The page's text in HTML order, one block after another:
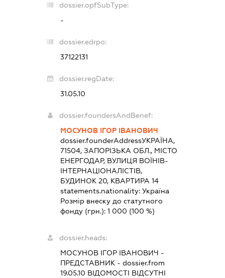
dossier.opfSubType:
-
dossier.edrpo:
37122131
dossier.regDate:
31.05.10
dossier.foundersAndBenef:
МОСУНОВ ІГОР ІВАНОВИЧ
dossier.founderAddressУКРАЇНА,
71504, ЗАПОРІЗЬКА ОБЛ., МІСТО
ЕНЕРГОДАР, ВУЛИЦЯ ВОЇНІВ-
ІНТЕРНАЦІОНАЛІСТІВ,
БУДИНОК 20, КВАРТИРА 14
statements.nationality:Україна
Розмір внеску до статутного
фонду (грн.):1 000 (100 %)
dossier.heads:
МОСУНОВ ІГОР ІВАНОВИЧ -
ПРЕДСТАВНИК - dossier.from
19.05.10 ВІДОМОСТІ ВІДСУТНІ